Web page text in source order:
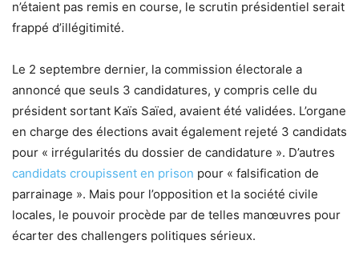
n’étaient pas remis en course, le scrutin présidentiel serait
frappé d’illégitimité.
Le 2 septembre dernier, la commission électorale a
annoncé que seuls 3 candidatures, y compris celle du
président sortant Kaïs Saïed, avaient été validées. L’organe
en charge des élections avait également rejeté 3 candidats
pour « irrégularités du dossier de candidature ». D’autres
candidats croupissent en prison pour « falsification de
parrainage ». Mais pour l’opposition et la société civile
locales, le pouvoir procède par de telles manœuvres pour
écarter des challengers politiques sérieux.